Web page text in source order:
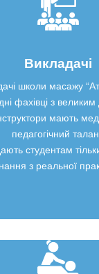
Викладачі
школи масажу
фахівці з великим
мають
педагогічний
студентам
з реальної